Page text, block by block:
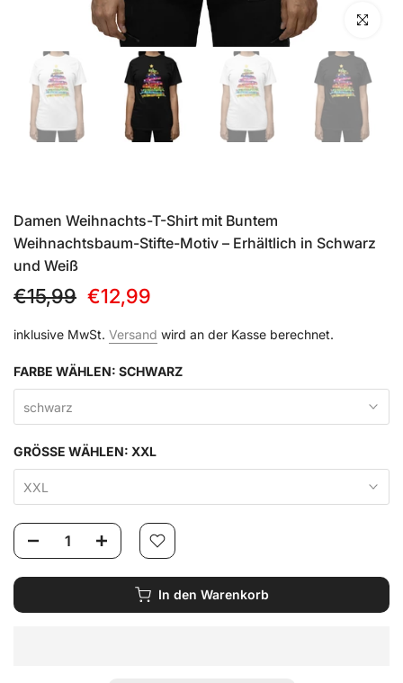
Klicken
Damen Weihnachts-T-Shirt mit Buntem
Weihnachtsbaum-Stifte-Motiv – Erhältlich in Schwarz
und Weiß
€15,99 €12,99
inklusive MwSt. Versand wird an der Kasse berechnet.
FARBE WÄHLEN: SCHWARZ
schwarz
GRÖSSE WÄHLEN: XXL
XXL
In den Warenkorb